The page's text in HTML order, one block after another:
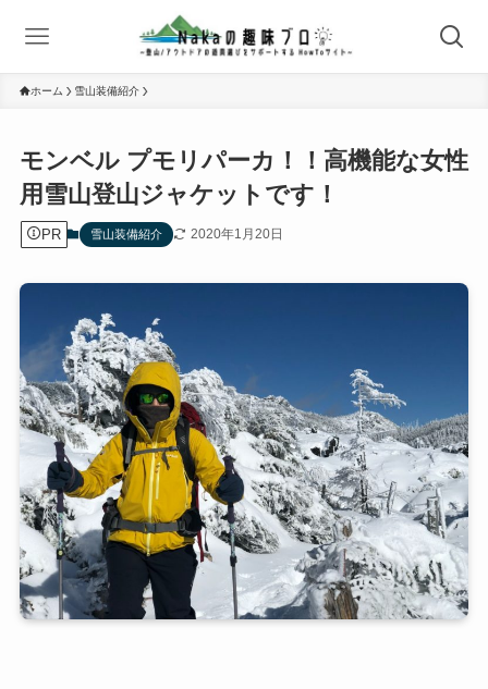
ホーム 雪山装備紹介
モンベル プモリパーカ！！高機能な女性
用雪山登山ジャケットです！
PR 雪山装備紹介 2020年1月20日